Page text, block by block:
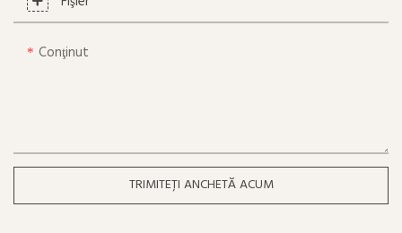
Conţinut
TRIMITEȚI ANCHETĂ ACUM